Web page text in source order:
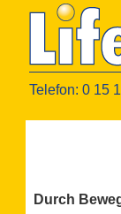
Telefon: 0 15
Durch